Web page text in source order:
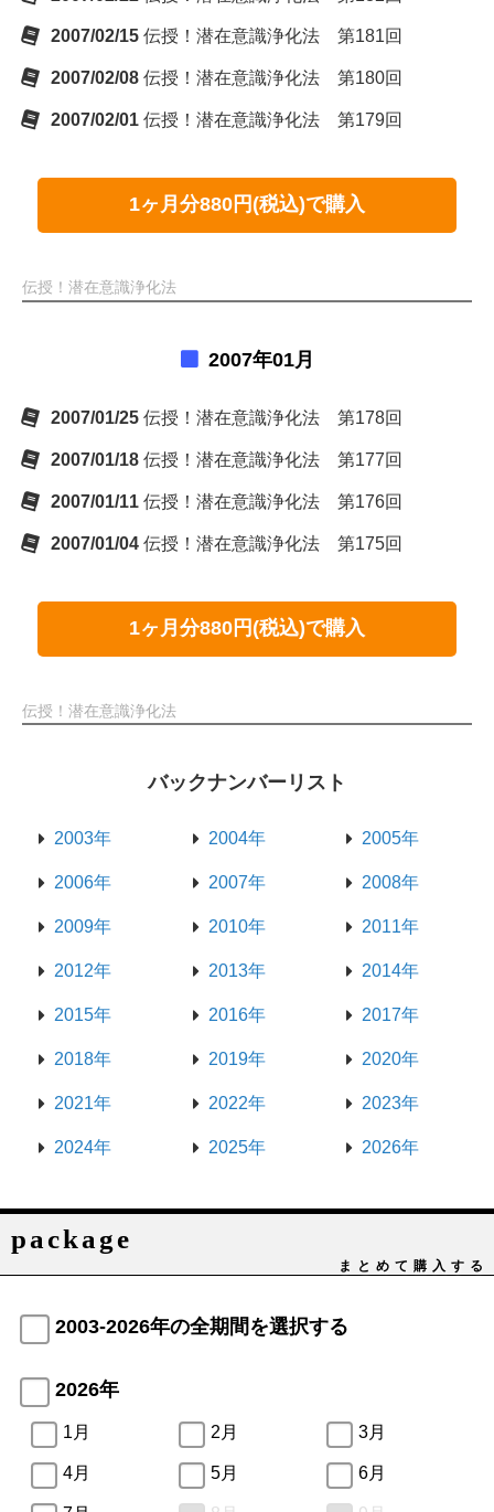
2007/02/15 伝授！潜在意識浄化法 第181回
2007/02/08 伝授！潜在意識浄化法 第180回
2007/02/01 伝授！潜在意識浄化法 第179回
1ヶ月分880円(税込)で購入
伝授！潜在意識浄化法
2007年01月
2007/01/25 伝授！潜在意識浄化法 第178回
2007/01/18 伝授！潜在意識浄化法 第177回
2007/01/11 伝授！潜在意識浄化法 第176回
2007/01/04 伝授！潜在意識浄化法 第175回
1ヶ月分880円(税込)で購入
伝授！潜在意識浄化法
バックナンバーリスト
2003年 2004年 2005年
2006年 2007年 2008年
2009年 2010年 2011年
2012年 2013年 2014年
2015年 2016年 2017年
2018年 2019年 2020年
2021年 2022年 2023年
2024年 2025年 2026年
package
まとめて購入する
2003-2026年の全期間を選択する
2026年
1月 2月 3月
4月 5月 6月